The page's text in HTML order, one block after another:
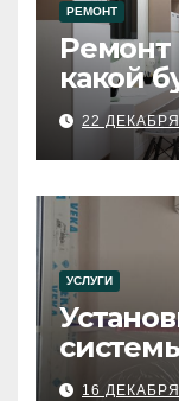
РЕМОНТ
Ремонт
какой
22
УСЛУГИ
16